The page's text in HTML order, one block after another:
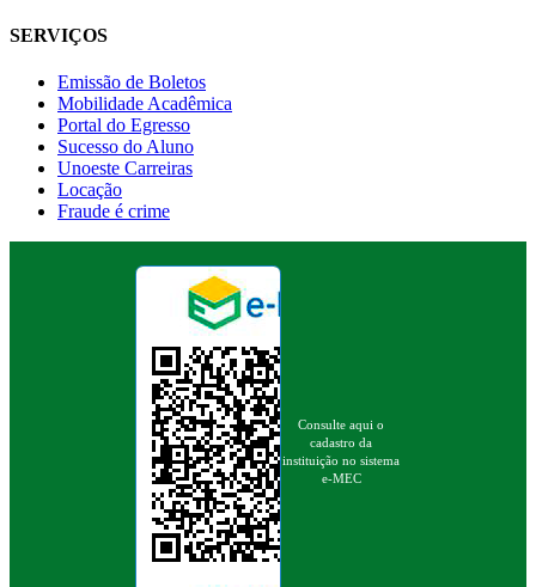
SERVIÇOS
Emissão de Boletos
Mobilidade Acadêmica
Portal do Egresso
Sucesso do Aluno
Unoeste Carreiras
Locação
Fraude é crime
Consulte aqui o
cadastro da
instituição no sistema
e-MEC